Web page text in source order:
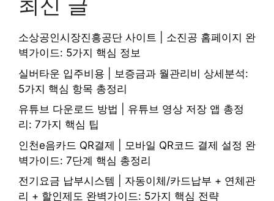
소상공인시장진흥공단 사이트 | 소진공 홈페이지 완
벽가이드: 5가지 핵심 정보
실버타운 입주비용 | 보증금과 월관리비 상세분석:
5가지 핵심 항목 총정리
유튜브 다운로드 방법 | 유튜브 영상 저장 앱 총정
리: 7가지 핵심 팁
인천e음카드 QR결제 | 모바일 QR코드 결제 설정 완
벽가이드: 7단계 핵심 총정리
전기요금 납부시스템 | 자동이체/카드납부 + 연체관
리 + 할인제도 완벽가이드: 5가지 핵심 전략